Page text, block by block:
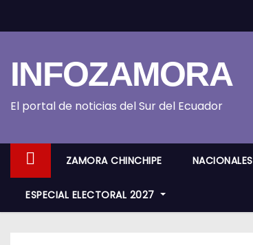
k
o
INFOZAMORA
El portal de noticias del Sur del Ecuador
ZAMORA CHINCHIPE NACIONALES
ESPECIAL ELECTORAL 2027